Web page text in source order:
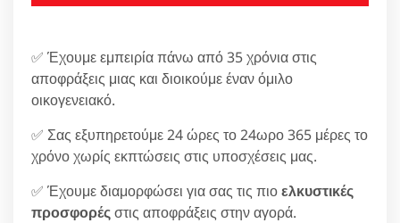
✅ Έχουμε εμπειρία πάνω από 35 χρόνια στις
αποφράξεις μιας και διοικούμε έναν όμιλο
οικογενειακό.
✅ Σας εξυπηρετούμε 24 ώρες το 24ωρο 365 μέρες το
χρόνο χωρίς εκπτώσεις στις υποσχέσεις μας.
✅ Έχουμε διαμορφώσει για σας τις πιοελκυστικές
προσφορέςστις αποφράξεις στην αγορά.